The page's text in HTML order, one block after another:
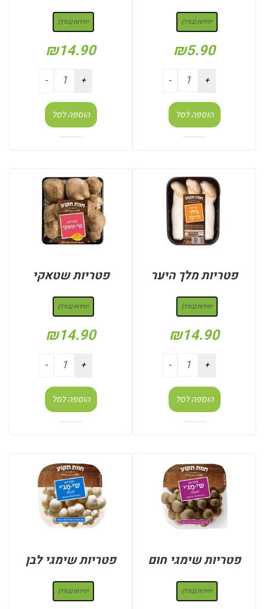
יחידות (בודד)
₪5.90
הוספה לסל
יחידות (בודד)
₪14.90
הוספה לסל
פטריות מלך היער
יחידות (בודד)
₪14.90
הוספה לסל
פטריות שטאקי
יחידות (בודד)
₪14.90
הוספה לסל
פטריות שימגי חום
יחידות (בודד)
פטריות שימגי לבן
יחידות (בודד)